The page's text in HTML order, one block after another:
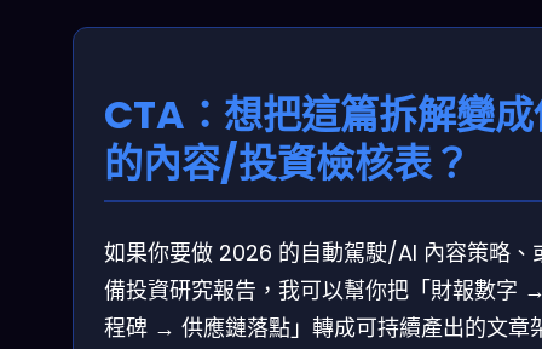
CTA：想把這篇拆解變
的內容/投資檢核表？
如果你要做 2026 的自動駕駛/AI 內容策略、
備投資研究報告，我可以幫你把「財報數字
程碑 → 供應鏈落點」轉成可持續產出的文章